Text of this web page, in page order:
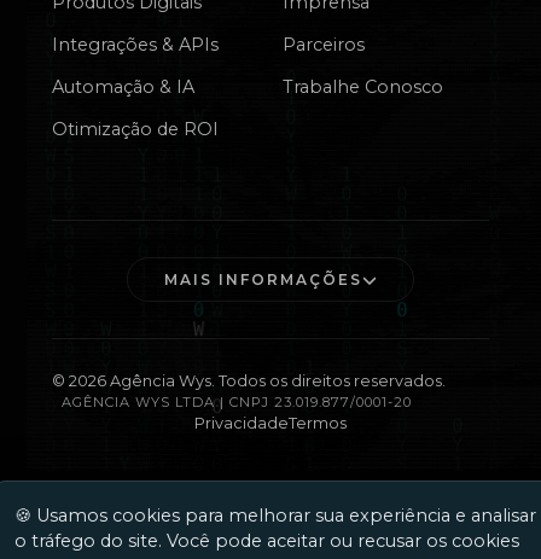
Integrações & APIs
Automação & IA
Otimização de ROI
Parceiros
Trabalhe Conosco
MAIS INFORMAÇÕES
© 2026Agência Wys. Todos os direitos reservados.
AGÊNCIA WYS LTDA | CNPJ 23.019.877/0001-20
PrivacidadeTermos
🍪 Usamos cookies para melhorar sua experiência e analisar
o tráfego do site. Você pode aceitar ou recusar os cookies